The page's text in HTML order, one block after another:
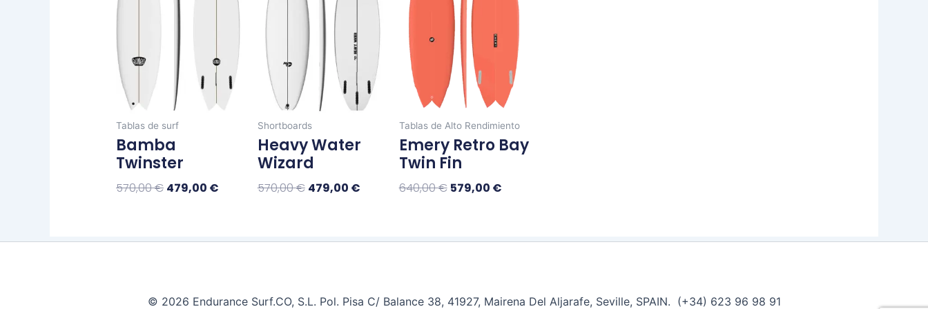
Tablas de surf
Bamba
Twinster
570,00€
570,00 €.
479,00 €
479,00 €.
múltiples
variantes.
opciones
se
pueden
página
Shortboards
Heavy Water
Wizard
570,00€
570,00 €.
479,00 €
479,00 €.
múltiples
variantes.
opciones
pueden
página
Tablas de Alto Rendimiento
Emery Retro Bay
Twin Fin
640,00€
640,00 €.
579,00 €
579,00 €.
múltiples
Las
en
la
© 2026 Endurance Surf.CO, S.L. Pol. Pisa C/ Balance 38, 41927, Mairena Del Aljarafe, Seville, SPAIN. (+34) 623 96 98 91